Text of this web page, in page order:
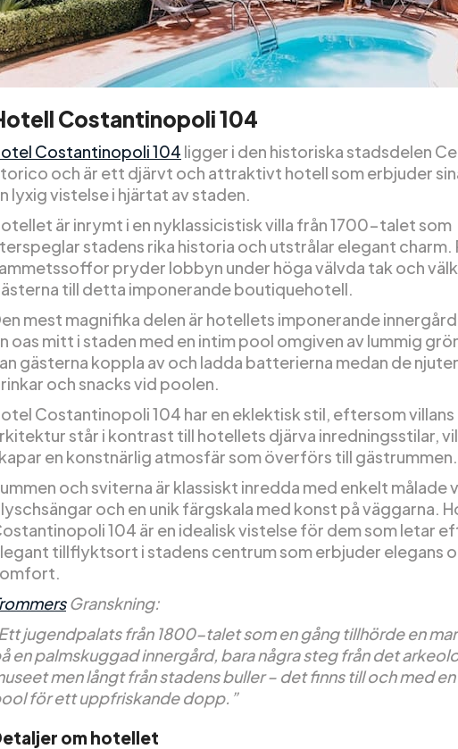
Costantinopoli 104
Costantinopoli 104 ligger i den historiska stadsdelen
och är ett djärvt och attraktivt hotell som erbjuder
lyxig vistelse i hjärtat av staden.
är inrymt i en nyklassicistisk villa från 1700-talet som
stadens rika historia och utstrålar elegant charm.
pryder lobbyn under höga välvda tak och
till detta imponerande boutiquehotell.
mest magnifika delen är hotellets imponerande
oas mitt i staden med en intim pool omgiven av lummig
gästerna koppla av och ladda batterierna medan de
och snacks vid poolen.
Costantinopoli 104 har en eklektisk stil, eftersom villans
står i kontrast till hotellets djärva inredningsstilar,
en konstnärlig atmosfär som överförs till gästrummen.
och sviterna är klassiskt inredda med enkelt målade
och en unik färgskala med konst på väggarna.
104 är en idealisk vistelse för dem som letar
tillflyktsort i stadens centrum som erbjuder elegans
Granskning:
jugendpalats från 1800-talet som en gång tillhörde en
en palmskuggad innergård, bara några steg från det
men långt från stadens buller – det finns till och med
för ett uppfriskande dopp.”
om hotellet